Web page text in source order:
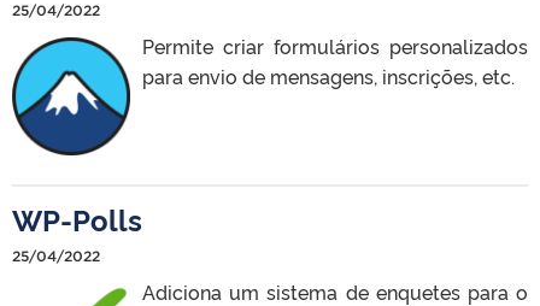
25/04/2022
Permite criar formulários personalizados
para envio de mensagens, inscrições, etc.
WP-Polls
25/04/2022
Adiciona um sistema de enquetes para o